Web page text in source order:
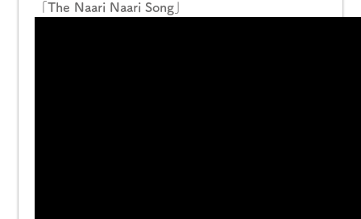
「The Naari Naari Song」